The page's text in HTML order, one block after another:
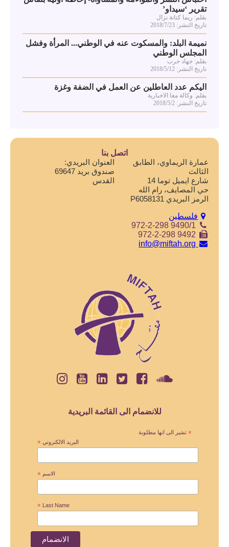
تقرير ‘سيداو’
بقلم: ريما كتانة نزال
تاريخ النشر: 2018/7/23
نميمة البلد: والمسكوت عنه في الوطني... المرأة وفشل
المجلس الوطني
بقلم: جهاد حرب
تاريخ النشر: 2018/5/12
اليكم عدد العاطلين عن العمل في الضفة وغزة
بقلم: وكالة معا الاخبارية
تاريخ النشر: 2018/5/2
اتصل بنا
العنوان البريدي:
صندوق بريد 69647
القدس
عمارة الريماوي، الطابق
الثالث
شارع ايميل توما 14
حي المصايف، رام الله
الرمز البريدي P6058131
فلسطين
972-2-298 9490/1
972-2-298 9492
للانضمام الى القائمة البريدية
* تشير الى انها مطلوبة
البريد الالكتروني *
الاسم *
Last Name
*